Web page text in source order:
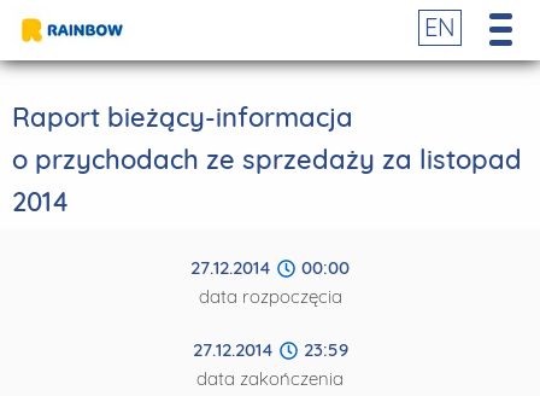
EN
Raport bieżący-informacja
o przychodach ze sprzedaży za listopad
2014
27.12.2014
00:00
data rozpoczęcia
27.12.2014
23:59
data zakończenia